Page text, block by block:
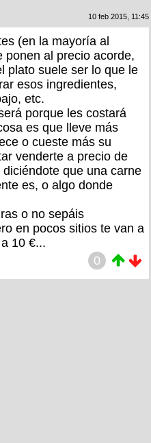
10 feb 2015, 11:45
(en la mayoría al
ponen al precio acorde,
plato suele ser lo que le
esos ingredientes,
etc.
porque les costará
es que lleve más
o cueste más su
venderte a precio de
que una carne
es, o algo donde
o no sepáis
en pocos sitios te van a
10 €...
0